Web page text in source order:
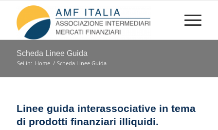
Scheda Linee Guida
Sei in: Home / Scheda Linee Guida
Linee guida interassociative in tema
di prodotti finanziari illiquidi.